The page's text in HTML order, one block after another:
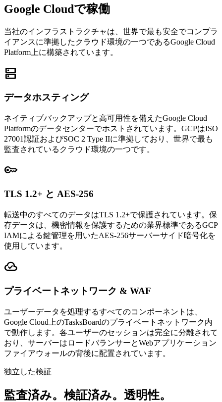
Google Cloudで稼働
当社のインフラストラクチャは、世界で最も安全でコンプラ
イアンスに準拠したクラウド環境の一つであるGoogle Cloud
Platform上に構築されています。
dns
データホスティング
ネイティブバックアップと高可用性を備えたGoogle Cloud
Platformのデータセンターでホストされています。GCPはISO
27001認証およびSOC 2 Type IIに準拠しており、世界で最も
監査されているクラウド環境の一つです。
key
TLS 1.2+ と AES-256
転送中のすべてのデータはTLS 1.2+で保護されています。保
存データは、機密情報を保護するための業界標準であるGCP
IAMによる鍵管理を用いたAES-256サーバーサイド暗号化を
使用しています。
cloud_done
プライベートネットワーク & WAF
ユーザーデータを処理するすべてのコンポーネントは、
Google Cloud上のTasksBoardのプライベートネットワーク内
で動作します。各ユーザーのセッションは完全に分離されて
おり、サーバーはロードバランサーとWebアプリケーション
ファイアウォールの背後に配置されています。
独立した検証
監査済み。検証済み。透明性。